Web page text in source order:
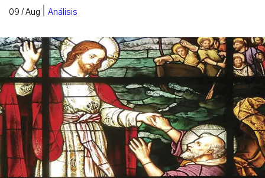
09 / Aug | Análisis